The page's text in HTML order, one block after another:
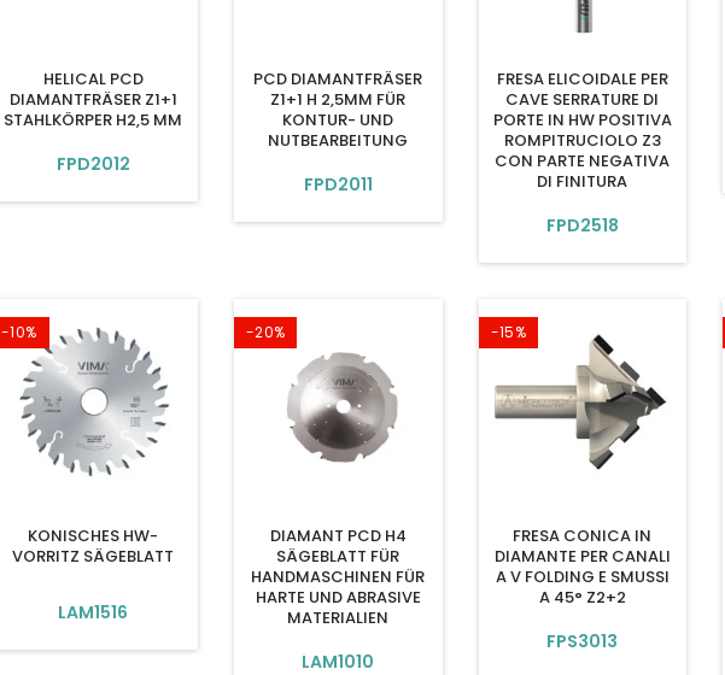
HELICAL PCD
DIAMANTFRÄSER Z1+1
STAHLKÖRPER H2,5 MM
FPD2012
PCD DIAMANTFRÄSER
Z1+1 H 2,5MM FÜR
KONTUR- UND
NUTBEARBEITUNG
FPD2011
FRESA ELICOIDALE PER
CAVE SERRATURE DI
PORTE IN HW POSITIVA
ROMPITRUCIOLO Z3
CON PARTE NEGATIVA
DI FINITURA
FPD2518
-10%
KONISCHES HW-
VORRITZ SÄGEBLATT
LAM1516
-20%
DIAMANT PCD H4
SÄGEBLATT FÜR
HANDMASCHINEN FÜR
HARTE UND ABRASIVE
MATERIALIEN
LAM1010
-15%
FRESA CONICA IN
DIAMANTE PER CANALI
A V FOLDING E SMUSSI
A 45° Z2+2
FPS3013